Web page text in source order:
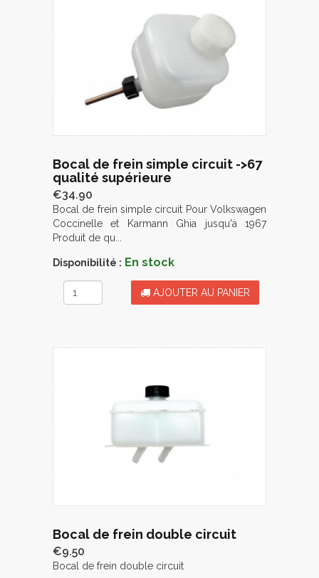
Bocal de frein simple circuit ->67
qualité supérieure
€34.90
Bocal de frein simple circuit Pour Volkswagen
Coccinelle et Karmann Ghia jusqu'à 1967
Produit de qu...
Disponibilité : En stock
AJOUTER AU PANIER
Bocal de frein double circuit
€9.50
Bocal de frein double circuit